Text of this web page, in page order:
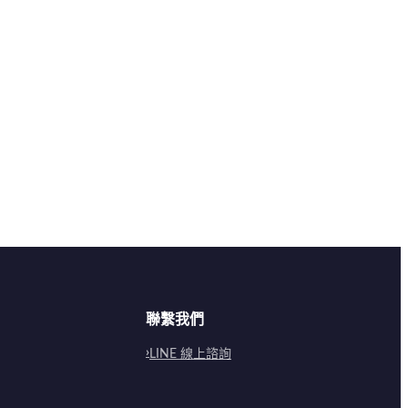
聯繫我們
LINE 線上諮詢